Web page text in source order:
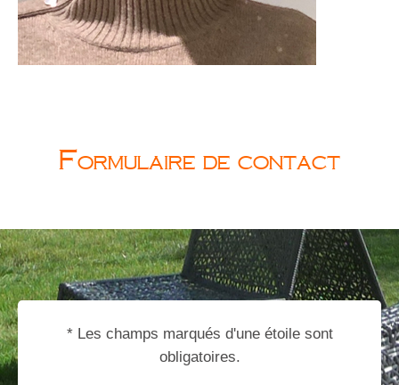
Formulaire de contact
* Les champs marqués d'une étoile sont
obligatoires.